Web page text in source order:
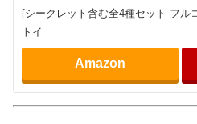
[シークレット含む全4種セット フル
トイ
Amazon